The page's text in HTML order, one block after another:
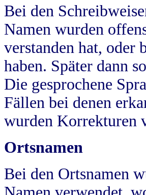
Bei den
Namen wurden
verstanden hat, oder
haben. Später dann
Die gesprochene
Fällen bei denen
wurden Korrekturen
Ortsnamen
Bei den Ortsnamen